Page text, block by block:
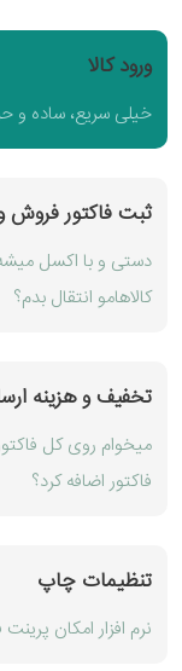
ورود کالا
خیلی سریع، ساده و
ثبت فاکتور فروش و
دستی و با اکسل میشه
کالاهامو انتقال بدم؟
تخفیف و هزینه
میخوام روی کل
فاکتور اضافه کرد؟
تنظیمات چاپ
نرم افزار امکان پرینت فیش 7 سانتی